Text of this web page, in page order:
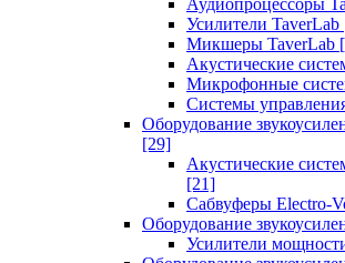
Аудиопроцессоры
Усилители TaverLab
Микшеры TaverLab
Акустические
Микрофонные
Системы
Оборудование
[29]
Акустические
[21]
Сабвуферы Electro-
Оборудование
Усилители